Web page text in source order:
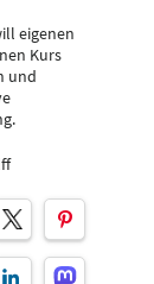
eigenen
Kurs
und